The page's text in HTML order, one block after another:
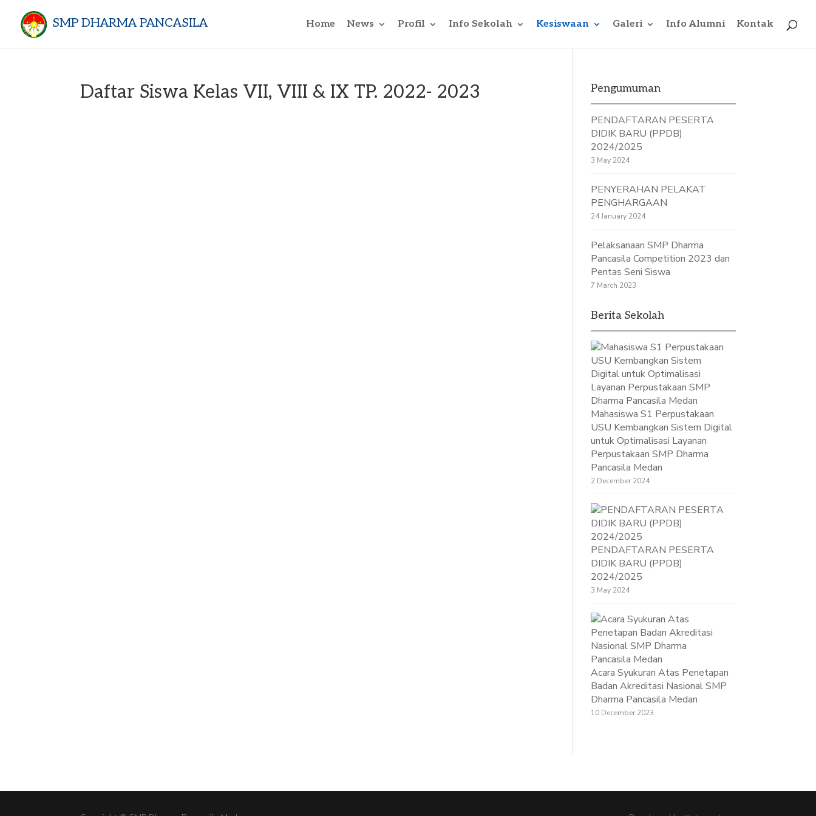
SMP DHARMA PANCASILA Home News Profil Info Sekolah Kesiswaan Galeri Info Alumni Kontak
Daftar Siswa Kelas VII, VIII & IX TP. 2022- 2023 Pengumuman
PENDAFTARAN PESERTA
DIDIK BARU (PPDB)
2024/2025
3 May 2024
PENYERAHAN PELAKAT
PENGHARGAAN
24 January 2024
Pelaksanaan SMP Dharma
Pancasila Competition 2023 dan
Pentas Seni Siswa
7 March 2023
Berita Sekolah
Mahasiswa S1 Perpustakaan
USU Kembangkan Sistem Digital
untuk Optimalisasi Layanan
Perpustakaan SMP Dharma
Pancasila Medan
2 December 2024
PENDAFTARAN PESERTA
DIDIK BARU (PPDB)
2024/2025
3 May 2024
Acara Syukuran Atas Penetapan
Badan Akreditasi Nasional SMP
Dharma Pancasila Medan
10 December 2023